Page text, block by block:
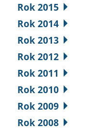
Rok 2015
Rok 2014
Rok 2013
Rok 2012
Rok 2011
Rok 2010
Rok 2009
Rok 2008